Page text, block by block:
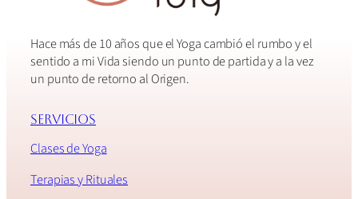
Hace más de 10 años que el Yoga cambió el rumbo y el
sentido a mi Vida siendo un punto de partida y a la vez
un punto de retorno al Origen.
Servicios
Clases de Yoga
Terapias y Rituales